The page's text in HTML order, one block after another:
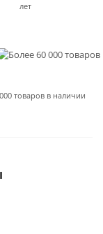
лет
товаров в наличии